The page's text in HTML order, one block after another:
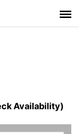
Availability)